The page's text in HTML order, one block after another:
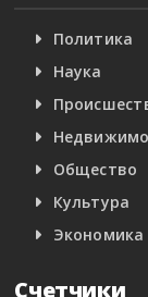
Политика
Наука
Общество
Культура
Экономика
Счетчики